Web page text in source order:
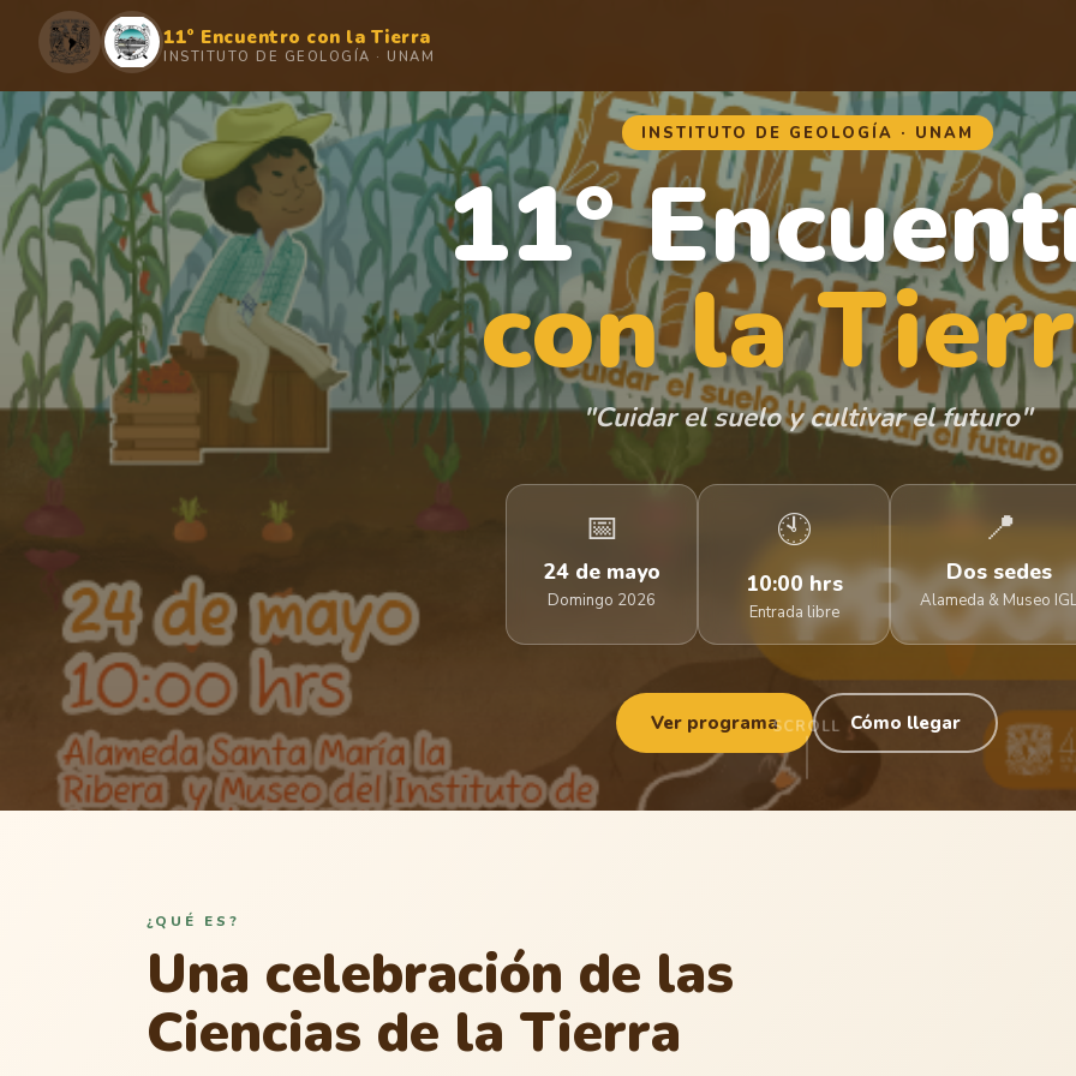
11° Encuentro con la Tierra
INSTITUTO DE GEOLOGÍA · UNAM
INSTITUTO DE GEOLOGÍA · UNAM
11°
con la
"Cuidar el suelo y cultivar el futuro"
📅
24 de mayo
Domingo 2026
🕙
10:00 hrs
Entrada libre
📍
Dos sedes
Alameda & Museo
Ver programa Cómo llegar
SCROLL
¿QUÉ ES?
Una celebración de las
Ciencias de la Tierra